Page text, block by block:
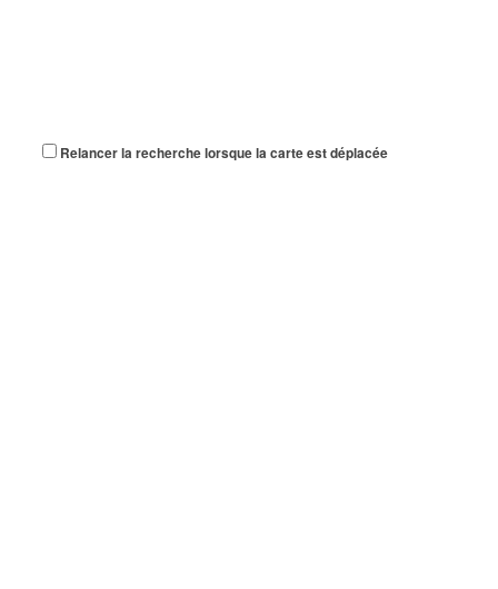
Relancer la recherche lorsque la carte est déplacée